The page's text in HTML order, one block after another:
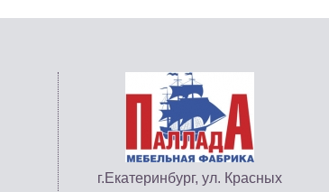
г.Екатеринбург, ул. Красных